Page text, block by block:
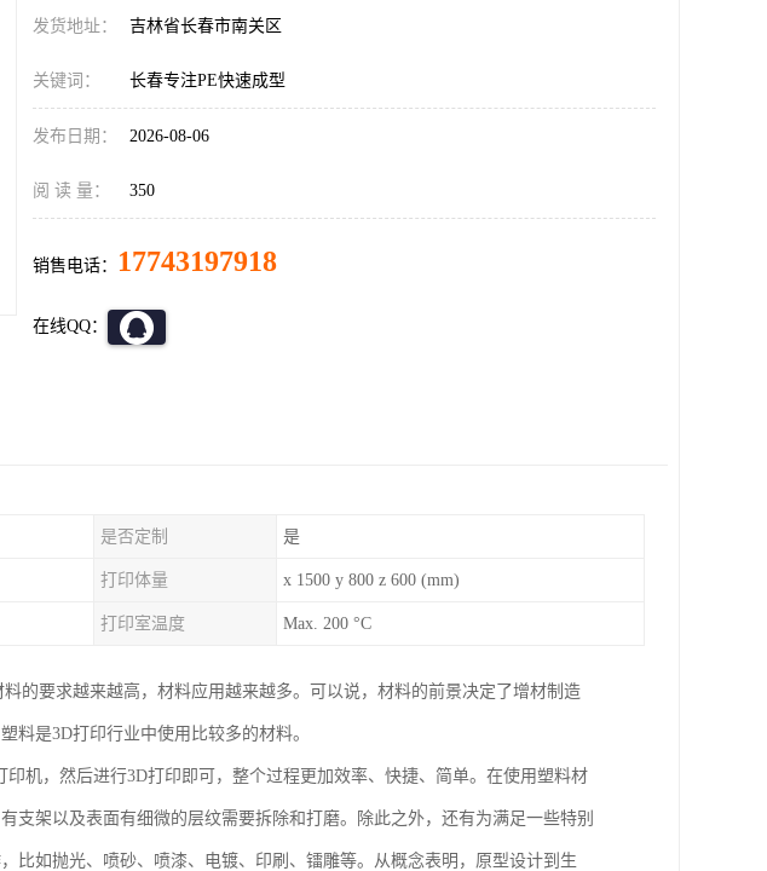
发货地址： 吉林省长春市南关区
关键词： 长春专注PE快速成型
发布日期： 2026-08-06
阅 读 量： 350
销售电话： 17743197918
在线QQ：
是否定制 是
打印体量 x 1500 y 800 z 600 (mm)
打印室温度 Max. 200 °C
的要求越来越高，材料应用越来越多。可以说，材料的前景决定了增材制造
料是3D打印行业中使用比较多的材料。
机，然后进行3D打印即可，整个过程更加效率、快捷、简单。在使用塑料材
支架以及表面有细微的层纹需要拆除和打磨。除此之外，还有为满足一些特别
比如抛光、喷砂、喷漆、电镀、印刷、镭雕等。从概念表明，原型设计到生